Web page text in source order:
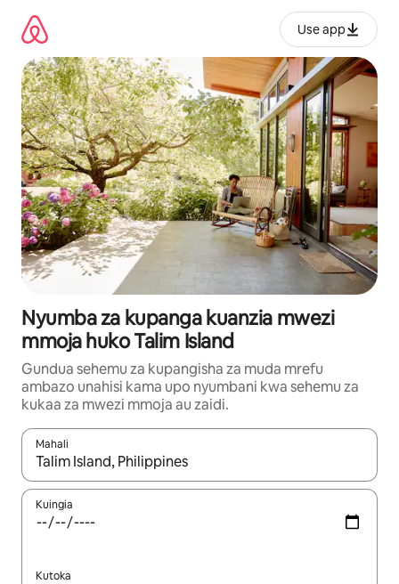
kwenda
kwenye
maudhui
Use app
Nyumba za kupanga kuanzia mwezi
mmoja huko Talim Island
Gundua sehemu za kupangisha za muda mrefu
ambazo unahisi kama upo nyumbani kwa sehemu za
kukaa za mwezi mmoja au zaidi.
Mahali
Wakati matokeo yanapatikana, vinjari kwa kutumia vitufe vya
Kuingia
Kutoka